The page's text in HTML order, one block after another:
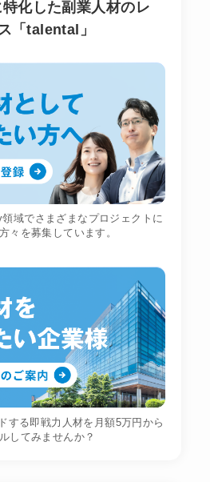
化した副業人材のレ
「talental」
域でさまざまなプロジェクトに
々を募集しています。
する即戦力人材を月額5万円から
してみませんか？